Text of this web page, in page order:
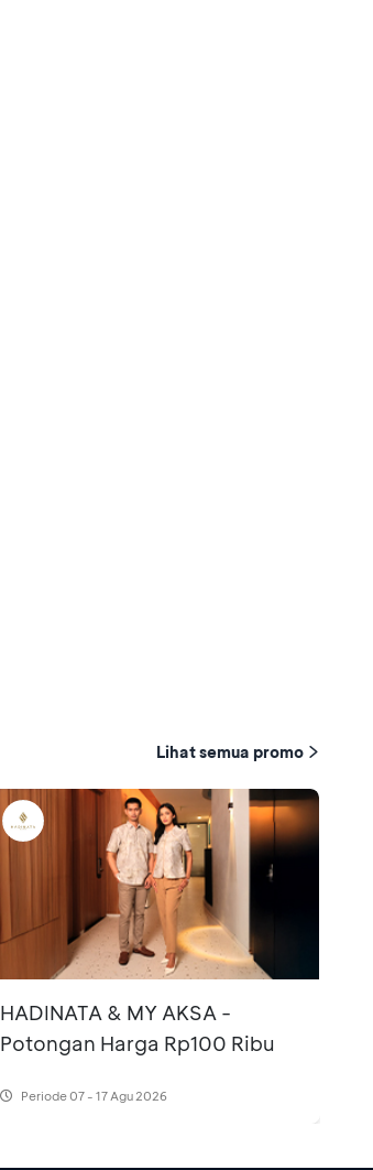
Lihat semua promo
HADINATA & MY AKSA -
Potongan Harga Rp100 Ribu
Periode07 - 17 Agu 2026